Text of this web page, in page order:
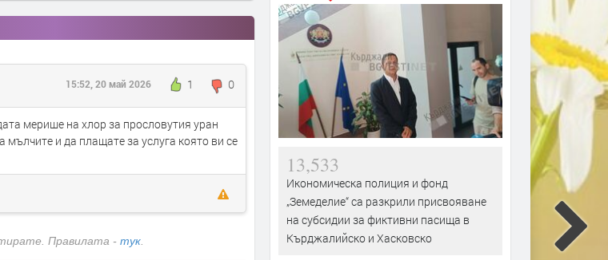
1 0
15:52, 20 май 2026
мерише на хлор за прословутия уран
и да плащате за услуга която ви се
Правилата - тук
13,533
Икономическа полиция и фонд
„Земеделие“ са разкрили присвояване
на субсидии за фиктивни пасища в
Кърджалийско и Хасковско